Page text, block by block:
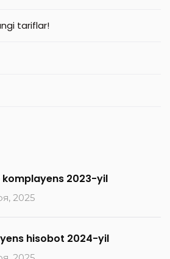
tariflar!
komplayens 2023-yil
2025
hisobot 2024-yil